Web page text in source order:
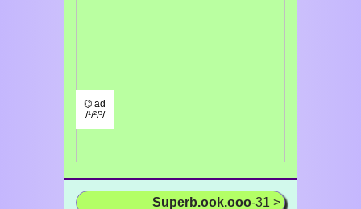
⌬ ad
/¹/²/³/
Superb.ook.ooo-31 >